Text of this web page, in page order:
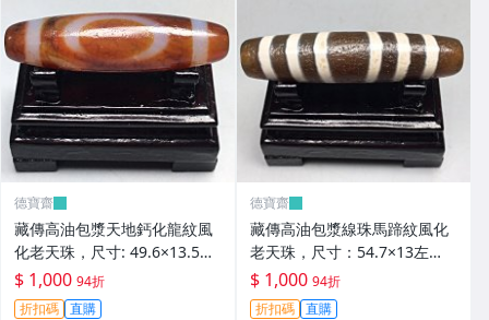
德寶齋
藏傳高油包漿天地鈣化龍紋風
化老天珠，尺寸: 49.6×13.5左
右，材質：瑪瑙， 天珠 瑪瑙
硃砂【德寶齋】406
$ 1,000 94折
折扣碼 直購
德寶齋
藏傳高油包漿線珠馬蹄紋風化
老天珠，尺寸：54.7×13左
右，材質：瑪瑙，玉髓 天珠 瑪
瑙 硃砂【德寶齋】405
$ 1,000 94折
折扣碼 直購